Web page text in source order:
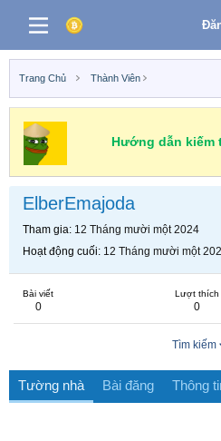
Trang Chủ Thành Viên
Hướng dẫn kiếm
ElberEmajoda
Tham gia 12 Tháng mười một 2024
Hoạt động cuối 12 Tháng mười một
Bài viết
0
Lượt thích
0
Tìm kiếm
Tường nhà Bài đăng Thông